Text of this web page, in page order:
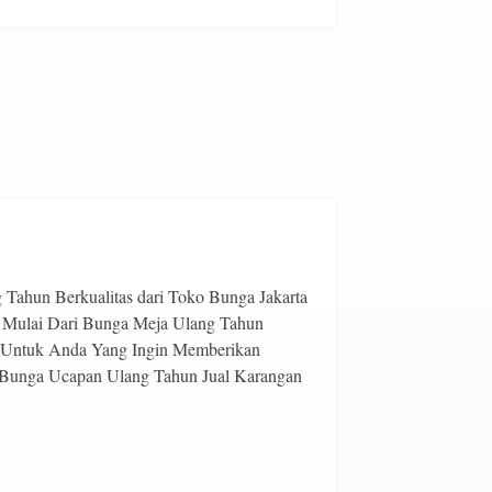
Berkualitas dari Toko Bunga Jakarta
Dari Bunga Meja Ulang Tahun
Anda Yang Ingin Memberikan
Ucapan Ulang Tahun Jual Karangan